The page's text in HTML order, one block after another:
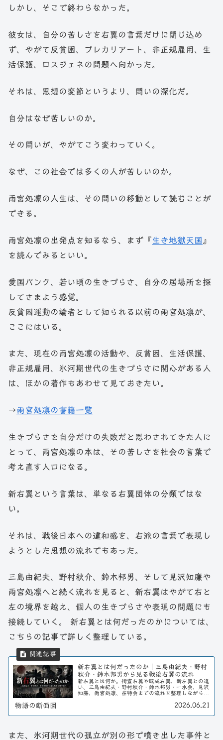
しかし、そこで終わらなかった。
彼女は、自分の苦しさを右翼の言葉だけに閉じ込め
ず、やがて反貧困、プレカリアート、非正規雇用、生
活保護、ロスジェネの問題へ向かった。
それは、思想の変節というより、問いの深化だ。
自分はなぜ苦しいのか。
その問いが、やがてこう変わっていく。
なぜ、この社会では多くの人が苦しいのか。
雨宮処凛の人生は、その問いの移動として読むことが
できる。
雨宮処凛の出発点を知るなら、まず『生き地獄天国 』
を読んでみるといい。
愛国パンク、若い頃の生きづらさ、自分の居場所を探
してさまよう感覚。
反貧困運動の論者として知られる以前の雨宮処凛が、
ここにはいる。
また、現在の雨宮処凛の活動や、反貧困、生活保護、
非正規雇用、氷河期世代の生きづらさに関心がある人
は、ほかの著作もあわせて見ておきたい。
→ 雨宮処凛の書籍一覧
生きづらさを自分だけの失敗だと思わされてきた人に
とって、雨宮処凛の本は、その苦しさを社会の言葉で
考え直す入口になる。
新右翼という言葉は、単なる右翼団体の分類ではな
い。
それは、戦後日本への違和感を、右派の言葉で表現し
ようとした思想の流れでもあった。
三島由紀夫、野村秋介、鈴木邦男、そして見沢知廉や
雨宮処凛へと続く流れを見ると、新右翼はやがて右と
左の境界を越え、個人の生きづらさや表現の問題にも
接続していく。 新右翼とは何だったのかについては、
こちらの記事で詳しく整理している。
新右翼とは何だったのか｜三島由紀夫・野村
秋介・鈴木邦男から見る戦後右翼の流れ
新右翼とは何か。街宣右翼や既成右翼、新左翼との違
い、三島由紀夫・野村秋介・鈴木邦男・一水会、見沢
知廉、雨宮処凛、在特会までの流れを整理しながら、
物語の断面図 2026.06.21
また、氷河期世代の孤立が別の形で噴き出した事件と